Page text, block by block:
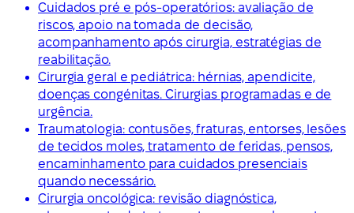
Cuidados pré e pós-operatórios: avaliação de
riscos, apoio na tomada de decisão,
acompanhamento após cirurgia, estratégias de
reabilitação.
Cirurgia geral e pediátrica: hérnias, apendicite,
doenças congénitas. Cirurgias programadas e de
urgência.
Traumatologia: contusões, fraturas, entorses, lesões
de tecidos moles, tratamento de feridas, pensos,
encaminhamento para cuidados presenciais
quando necessário.
Cirurgia oncológica: revisão diagnóstica,